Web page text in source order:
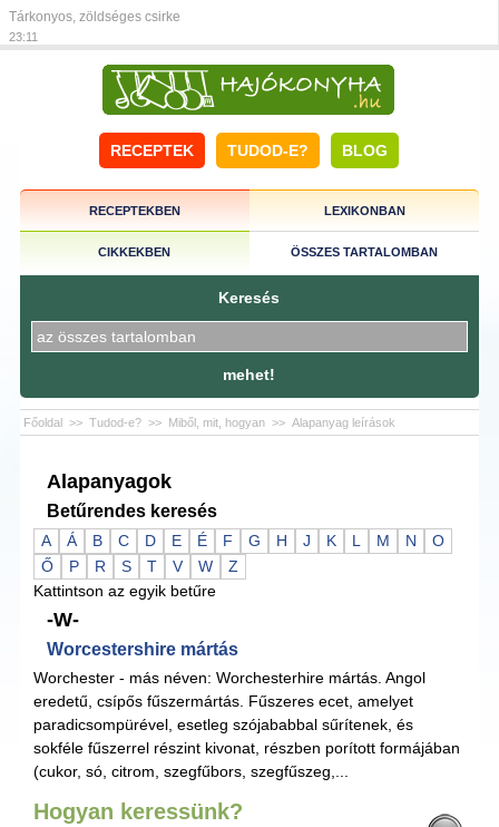
Tárkonyos, zöldséges csirke
23:11
RECEPTEK TUDOD-E? BLOG
RECEPTEKBEN LEXIKONBAN
CIKKEKBEN ÖSSZES TARTALOMBAN
Keresés
mehet!
Főoldal >> Tudod-e? >> Miből, mit, hogyan >> Alapanyag leírások
Alapanyagok
Betűrendes keresés
A Á B C D E É F G H J K L M N
O
Ő
P R S T V W
Z
Kattintson az egyik betűre
-W-
Worcestershire mártás
Worchester - más néven: Worchesterhire mártás. Angol
eredetű, csípős fűszermártás. Fűszeres ecet, amelyet
paradicsompürével, esetleg szójababbal sűrítenek, és
sokféle fűszerrel részint kivonat, részben porított formájában
(cukor, só, citrom, szegfűbors, szegfűszeg,...
Hogyan keressünk?